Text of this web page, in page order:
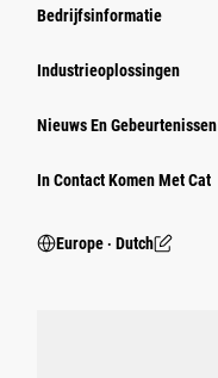
Bedrijfsinformatie
Industrieoplossingen
Nieuws En Gebeurtenissen
In Contact Komen Met Cat
Europe ‧ Dutch